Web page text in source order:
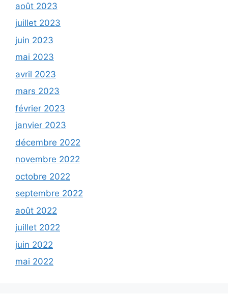
août 2023
juillet 2023
juin 2023
mai 2023
avril 2023
mars 2023
février 2023
janvier 2023
décembre 2022
novembre 2022
octobre 2022
septembre 2022
août 2022
juillet 2022
juin 2022
mai 2022